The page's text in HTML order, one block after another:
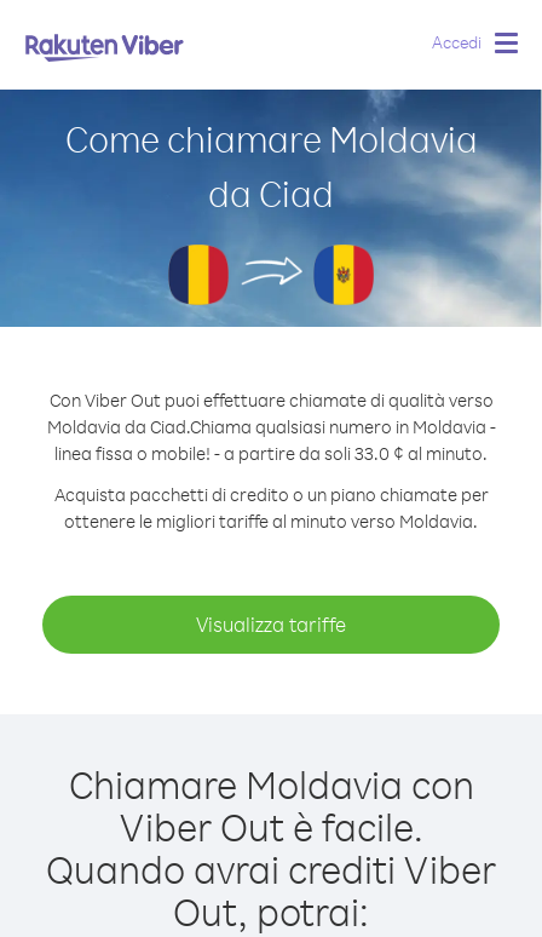
Accedi
Come chiamare Moldavia
da Ciad
Con Viber Out puoi effettuare chiamate di qualità verso
Moldavia da Ciad.Chiama qualsiasi numero in Moldavia -
linea fissa o mobile! - a partire da soli 33.0 ¢ al minuto.
Acquista pacchetti di credito o un piano chiamate per
ottenere le migliori tariffe al minuto verso Moldavia.
Visualizza tariffe
Chiamare Moldavia con
Viber Out è facile.
Quando avrai crediti Viber
Out, potrai: